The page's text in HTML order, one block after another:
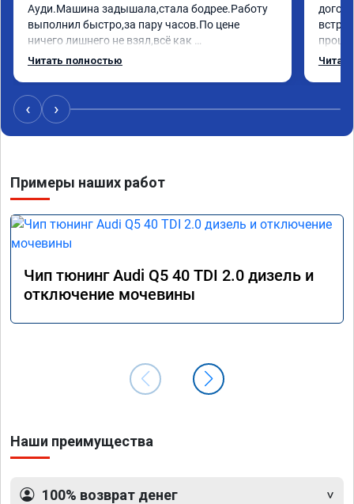
Ауди.Машина задышала,стала бодрее.Работу
выполнил быстро,за пару часов.По цене
ничего лишнего не взял,всё как
договаривались заранее.После работы
поломки авто.Однозначно рекомендую
Алексея как грамотного специалиста!
Читать полностью
Арман
‹ ›
Примеры наших работ
Чип тюнинг Audi Q5 40 TDI 2.0 дизель и
отключение мочевины
Наши преимущества
100% возврат денег